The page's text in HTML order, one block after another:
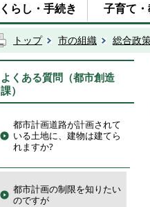
くらし・手続き 子育て
トップ 市の組織 総合政
よくある質問（都市創造
課）
都市計画道路が計画されて
いる土地に、建物は建てら
れますか?
都市計画の制限を知りたい
のですが